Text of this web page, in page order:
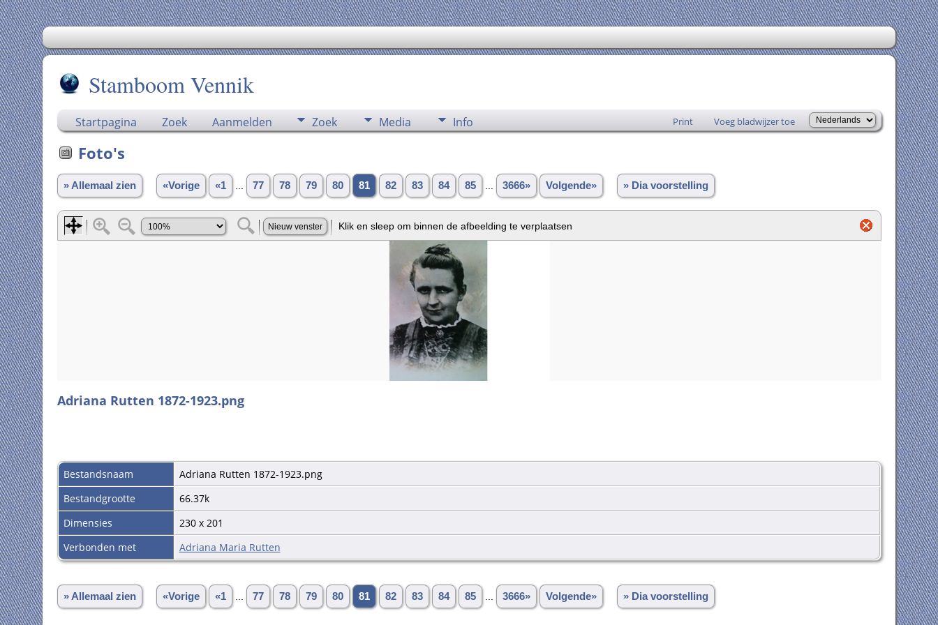
Stamboom Vennik
Startpagina Zoek Aanmelden Zoek Media Info Print Voeg bladwijzer toe
Foto's
» Allemaal zien «Vorige «1 77 78 79 80 81 82 83 84 85 3666» Volgende» » Dia voorstelling
Adriana Rutten 1872-1923.png
Bestandsnaam
Adriana Rutten 1872-1923.png
Bestandgrootte
66.37k
Dimensies
230 x 201
Verbonden met
Adriana Maria Rutten
» Allemaal zien «Vorige «1 77 78 79 80 81 82 83 84 85 3666» Volgende» » Dia voorstelling